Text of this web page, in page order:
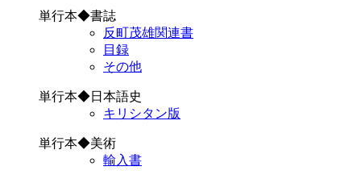
単行本◆書誌
反町茂雄関連書
目録
その他
単行本◆日本語史
キリシタン版
単行本◆美術
輸入書